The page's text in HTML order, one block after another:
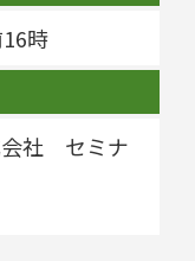
時
会社 セミナ